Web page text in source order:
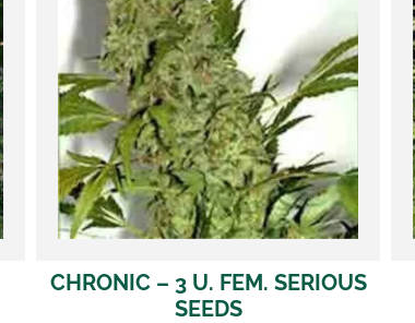
DOUBLE DUTCH – 3 U. FEM.
SERIOUS SEEDS